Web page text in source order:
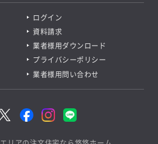
ログイン
資料請求
業者様用ダウンロード
プライバシーポリシー
業者様用問い合わせ